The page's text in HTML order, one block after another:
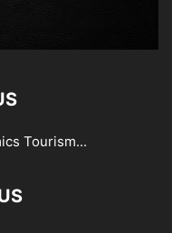
Tourism...